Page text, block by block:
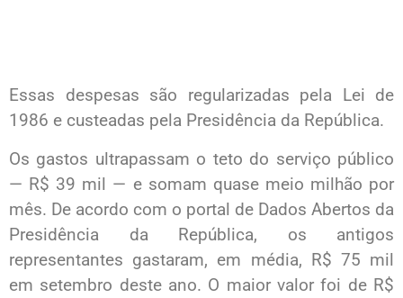
Essas despesas são regularizadas pela Lei de
1986 e custeadas pela Presidência da República.
Os gastos ultrapassam o teto do serviço público
— R$ 39 mil — e somam quase meio milhão por
mês. De acordo com o portal de Dados Abertos da
Presidência da República, os antigos
representantes gastaram, em média, R$ 75 mil
em setembro deste ano. O maior valor foi de R$